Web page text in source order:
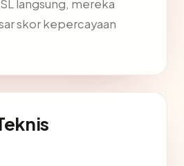
langsung, mereka
skor kepercayaan